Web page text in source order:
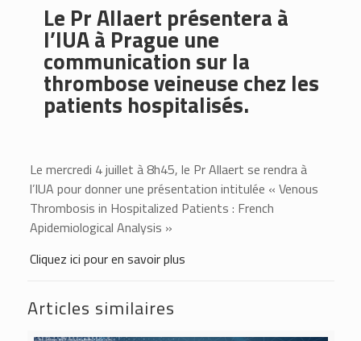
Le Pr Allaert présentera à
l’IUA à Prague une
communication sur la
thrombose veineuse chez les
patients hospitalisés.
Le mercredi 4 juillet à 8h45, le Pr Allaert se rendra à
l’IUA pour donner une présentation intitulée « Venous
Thrombosis in Hospitalized Patients : French
Apidemiological Analysis »
Cliquez ici pour en savoir plus
Articles similaires